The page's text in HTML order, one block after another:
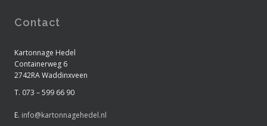
Contact
Kartonnage Hedel
Containerweg 6
2742RA Waddinxveen
T. 073 – 599 66 90
E. info@kartonnagehedel.nl